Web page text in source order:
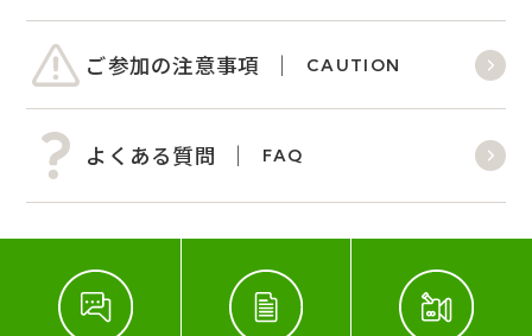
ご参加の注意事項 CAUTION
よくある質問 FAQ